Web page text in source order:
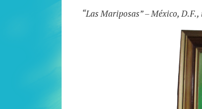
“Las Mariposas” – México,